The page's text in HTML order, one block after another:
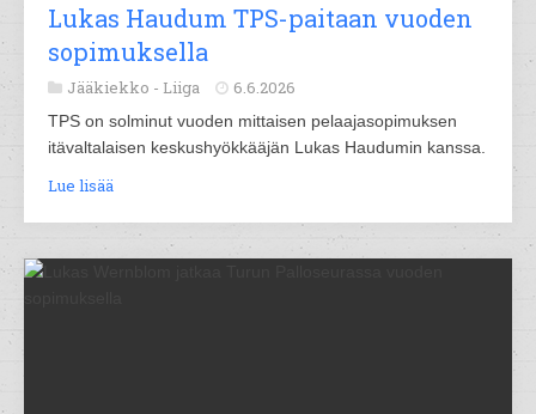
Lukas Haudum TPS-paitaan vuoden
sopimuksella
Jääkiekko - Liiga 6.6.2026
TPS on solminut vuoden mittaisen pelaajasopimuksen
itävaltalaisen keskushyökkääjän Lukas Haudumin kanssa.
Lue lisää